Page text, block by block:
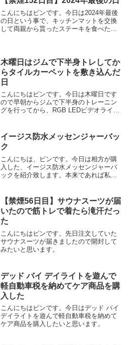
こんにちはピンです。今日は2024年最後
の日という事で、キッチンマットを交換
して両親から貰ったステーキを食べたい
木曜日はジムで下半身トレしてか
らタイルカーペットを敷き込んだ
日
こんにちはピンです。今日は木曜日です
ので早朝からジムで下半身のトレーニン
グを行ってから、RGB LEDビデオライト
イージス防水メッセンジャーバッ
ク
こんにちは、ピンです。今日は相方が購
入した、イージス防水メッセンジャーバ
ックを紹介致します。本来であれば私が
ックが一つしかありませんでしたので、
相方に購入を譲った次第です。
【禁煙56日目】サウナスーツが届
いたので筋トレで着たら滝汗だっ
た
こんにちはピンです。先日注文していた
サウナスーツが届きましたので開封して
みたいと思います。
デッド バイ デイライトを遊んで
軽自動車税を納めてケア商品を購
入した
こんにちはピンです。今日はデッド バイ
デイライトを遊んで軽自動車税を納めて
ケア商品を購入したいと思います。